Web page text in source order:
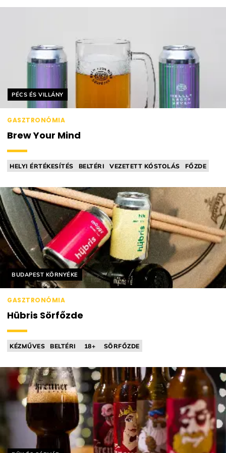
Helyszín címkék:
PÉCS ÉS VILLÁNY
GASZTRONÓMIA
Brew Your Mind
HELYI ÉRTÉKESÍTÉS BELTÉRI VEZETETT KÓSTOLÁS
FŐZDE
Helyszín címkék:
BUDAPEST KÖRNYÉKE
GASZTRONÓMIA
Hübris Sörfőzde
KÉZMŰVES BELTÉRI 18+ SÖRFŐZDE